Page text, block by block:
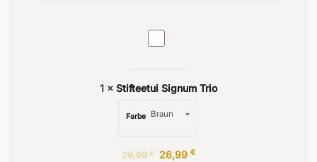
1 × Stifteetui Signum Trio
Farbe
29,99€ 26,99 €